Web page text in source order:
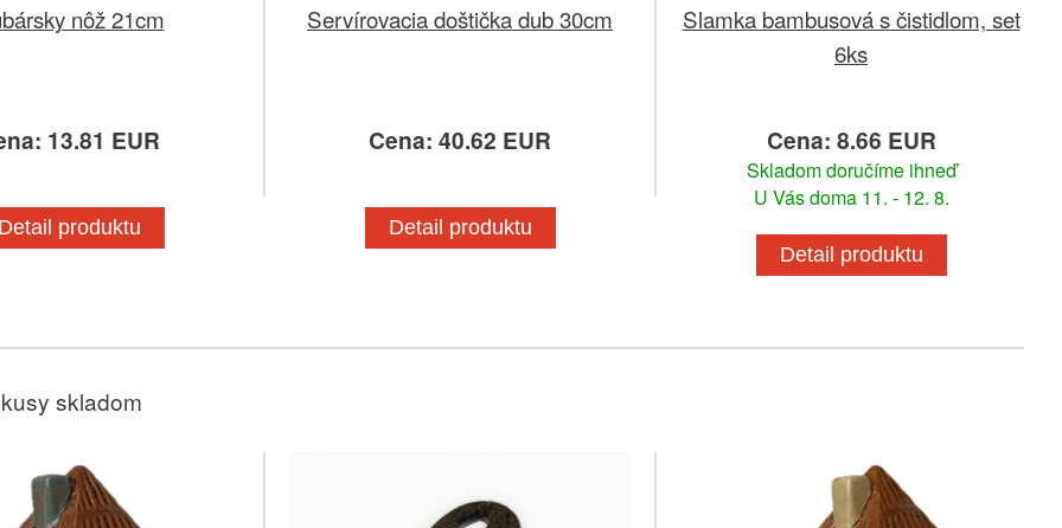
nôž 21cm
13.81 EUR
produktu
Servírovacia doštička dub 30cm
Cena: 40.62 EUR
Detail produktu
Slamka bambusová s čistidlom, set
6ks
Cena: 8.66 EUR
Skladom doručíme ihneď
U Vás doma 11. - 12. 8.
Detail produktu
skladom